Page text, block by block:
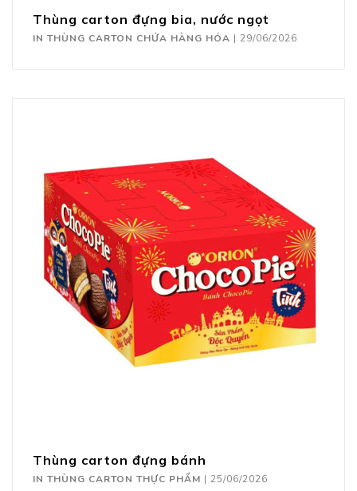
Thùng carton đựng bia, nước ngọt
IN THÙNG CARTON CHỨA HÀNG HÓA | 29/06/2026
Thùng carton đựng bánh
IN THÙNG CARTON THỰC PHẨM | 25/06/2026